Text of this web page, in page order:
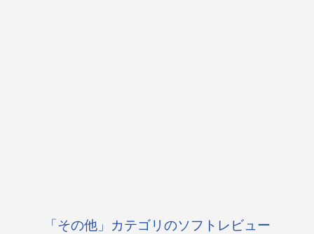
「その他」カテゴリのソフトレビュー